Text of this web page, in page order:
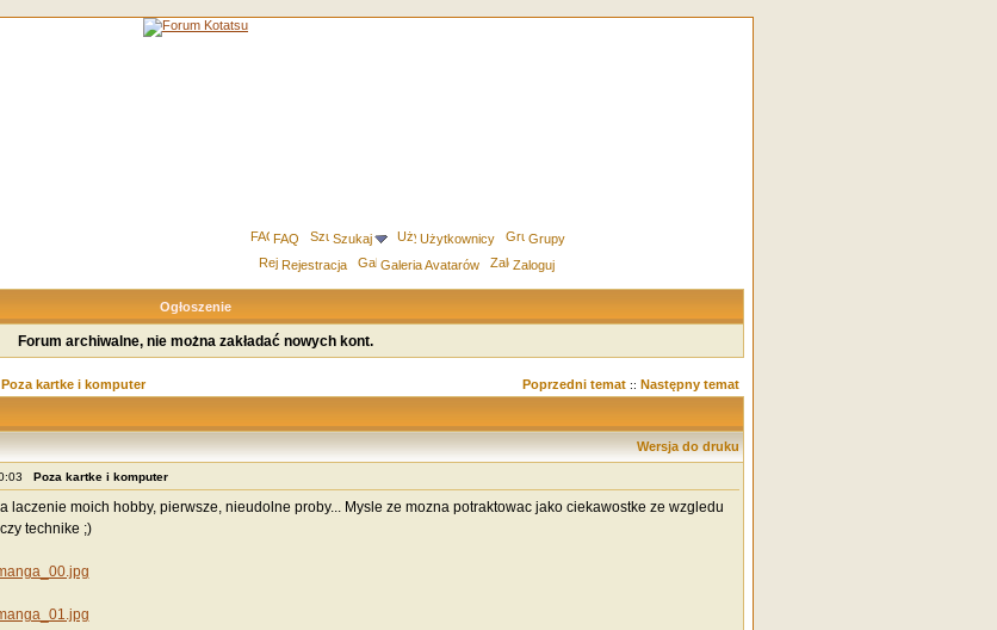
FAQ Szukaj Użytkownicy
Grupy
Rejestracja
Galeria Avatarów Zaloguj
Ogłoszenie
Forum archiwalne, nie można zakładać nowych kont.
Poza kartke i komputer Poprzedni temat:: Następny temat
Wersja do druku
Poza kartke i komputer
laczenie moich hobby, pierwsze, nieudolne proby... Mysle ze mozna potraktowac jako ciekawostke ze wzgledu
technike ;)